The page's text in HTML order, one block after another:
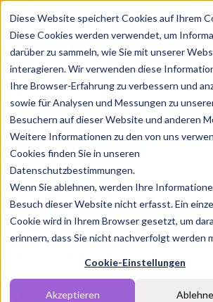
Diese Website speichert Cookies auf Ihrem
Diese Cookies werden verwendet, um
darüber zu sammeln, wie Sie mit unserer
interagieren. Wir verwenden diese
Ihre Browser-Erfahrung zu verbessern und
sowie für Analysen und Messungen zu
Besuchern auf dieser Website und anderen
Weitere Informationen zu den von uns
Cookies finden Sie in unseren
Datenschutzbestimmungen.
Wenn Sie ablehnen, werden Ihre
Besuch dieser Website nicht erfasst. Ein
Cookie wird in Ihrem Browser gesetzt, um
erinnern, dass Sie nicht nachverfolgt werden
Cookie-Einstellungen
Akzeptieren
Features
Solutions
BlogChartsRabatt CodesPakete
Login
Melde dich bei Nindo an
Du hast noch keinen Account?